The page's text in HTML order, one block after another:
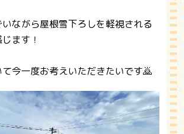
ながら屋根雪下ろしを軽視される
ます！
今一度お考えいただきたいです🙇